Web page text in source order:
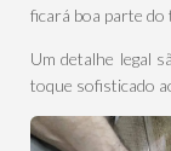
ficará boa parte
Um detalhe legal
toque sofisticado